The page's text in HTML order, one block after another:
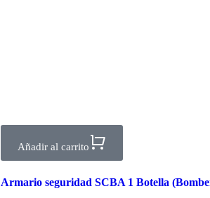
Añadir al carrito
Armario seguridad SCBA 1 Botella